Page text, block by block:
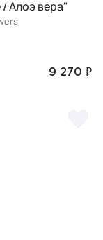
Алоэ вера"
9 270 ₽